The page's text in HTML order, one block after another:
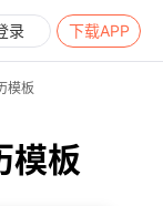
录 下载APP
模板
模板